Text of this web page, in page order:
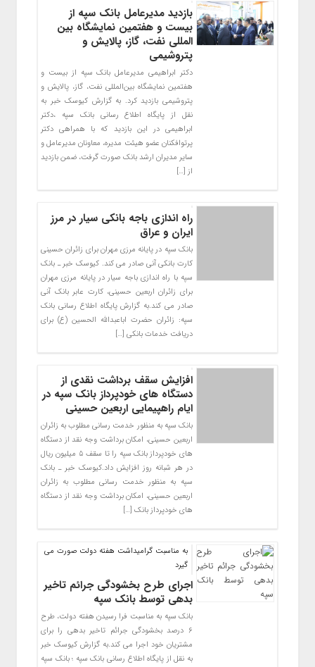
بازدید مدیرعامل بانک سپه از
بیست و هفتمین نمایشگاه بین
المللی نفت، گاز، پالایش و
پتروشیمی
دکتر ابراهیمی مدیرعامل بانک سپه از بیست و
هفتمین نمایشگاه بین‌المللی نفت، گاز، پالایش و
پتروشیمی بازدید کرد. به گزارش کیوسک خبر به
نقل از پایگاه اطلاع رسانی بانک سپه ،دکتر
ابراهیمی در این بازدید که با همراهی دکتر
پرتوافکنان عضو هیئت مدیره، معاونان مدیرعامل و
سایر مدیران ارشد بانک صورت گرفت، ضمن بازدید
از […]
راه اندازی باجه بانکی سیار در مرز
ایران و عراق
بانک سپه در پایانه مرزی مهران برای زائران حسینی
کارت بانکی آنی صادر می کند. کیوسک خبر ـ بانک
سپه با راه اندازی باجه سیار در پایانه مرزی مهران
برای زائران اربعین حسینی، کارت عابر بانک آنی
صادر می کند.به گزارش پایگاه اطلاع رسانی بانک
سپه: زائران حضرت اباعبدالله الحسین (ع) برای
دریافت خدمات بانکی […]
افزایش سقف برداشت نقدی از
دستگاه های خودپرداز بانک سپه در
ایام راهپیمایی اربعین حسینی
بانک سپه به منظور خدمت رسانی مطلوب به زائران
اربعین حسینی، امکان برداشت وجه نقد از دستگاه
های خودپرداز بانک سپه را تا سقف ۵ میلیون ریال
در هر شبانه روز افزایش داد.کیوسک خبر ـ بانک
سپه به منظور خدمت رسانی مطلوب به زائران
اربعین حسینی، امکان برداشت وجه نقد از دستگاه
های خودپرداز بانک […]
به مناسبت گرامیداشت هفته دولت صورت می
گیرد
اجرای طرح بخشودگی جرائم تاخیر
بدهی توسط بانک سپه
بانک سپه به مناسبت فرا رسیدن هفته دولت، طرح
۶ درصد بخشودگی جرائم تاخیر بدهی را برای
مشتریان خود اجرا می کند.به گزارش کیوسک خبر
به نقل از پایگاه اطلاع رسانی بانک سپه ؛ بانک سپه